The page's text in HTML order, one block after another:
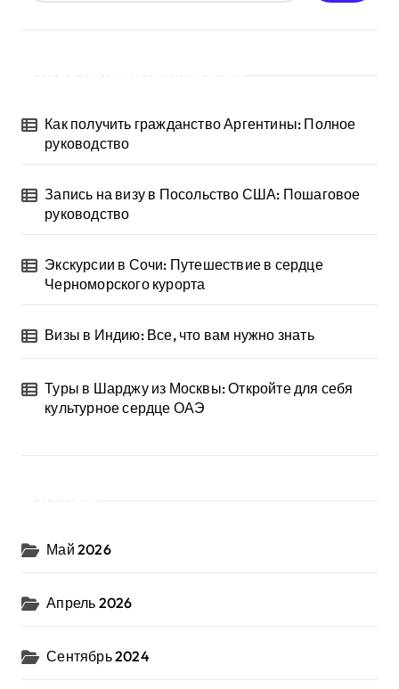
Как получить гражданство Аргентины: Полное
руководство
Запись на визу в Посольство США: Пошаговое
руководство
Экскурсии в Сочи: Путешествие в сердце
Черноморского курорта
Визы в Индию: Все, что вам нужно знать
Туры в Шарджу из Москвы: Откройте для себя
культурное сердце ОАЭ
Май 2026
Апрель 2026
Сентябрь 2024